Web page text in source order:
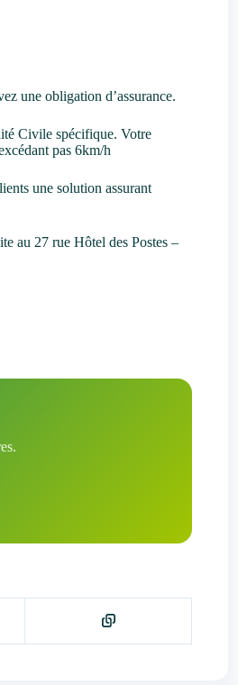
une obligation d’assurance.
Civile spécifique. Votre
pas 6km/h
une solution assurant
au 27 rue Hôtel des Postes –